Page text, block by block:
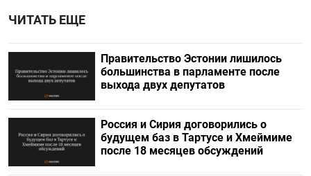
ЧИТАТЬ ЕЩЕ
Правительство Эстонии лишилось
большинства в парламенте после
выхода двух депутатов
Россия и Сирия договорились о
будущем баз в Тартусе и Хмеймиме
после 18 месяцев обсуждений